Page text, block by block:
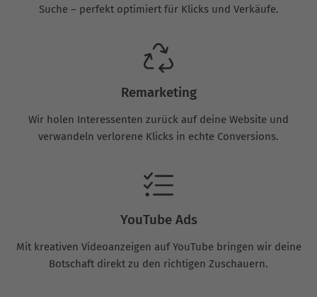
Suche – perfekt optimiert für Klicks und Verkäufe.
Remarketing
Wir holen Interessenten zurück auf deine Website und
verwandeln verlorene Klicks in echte Conversions.
YouTube Ads
Mit kreativen Videoanzeigen auf YouTube bringen wir deine
Botschaft direkt zu den richtigen Zuschauern.